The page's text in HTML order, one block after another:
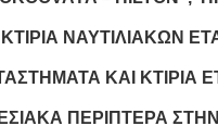
ΚΤΙΡΙΑ ΝΑΥΤΙΛΙΑΚΩΝ
ΚΑΙ ΚΤΙΡΙΑ
ΠΕΡΙΠΤΕΡΑ